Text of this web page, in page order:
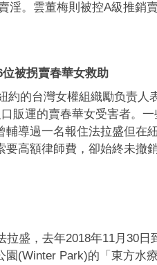
淫。雲董梅則被控A級推銷
被拐賣春華女救助
約的台灣女權組織勵负责人
販運的賣春華女受害者。
輔導過一名報住法拉盛但在
要高額律師費，卻始終未撤
拉盛，去年2018年11月30日
園(Winter Park)的「東方水